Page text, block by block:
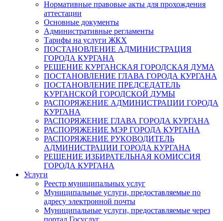
Нормативные правовые акты для прохождения
аттестации
Основные документы
Административные регламенты
Тарифы на услуги ЖКХ
ПОСТАНОВЛЕНИЕ АДМИНИСТРАЦИЯ
ГОРОДА КУРГАНА
РЕШЕНИЕ КУРГАНСКАЯ ГОРОДСКАЯ ДУМА
ПОСТАНОВЛЕНИЕ ГЛАВА ГОРОДА КУРГАНА
ПОСТАНОВЛЕНИЕ ПРЕДСЕДАТЕЛЬ
КУРГАНСКОЙ ГОРОДСКОЙ ДУМЫ
РАСПОРЯЖЕНИЕ АДМИНИСТРАЦИИ ГОРОДА
КУРГАНА
РАСПОРЯЖЕНИЕ ГЛАВА ГОРОДА КУРГАНА
РАСПОРЯЖЕНИЕ МЭР ГОРОДА КУРГАНА
РАСПОРЯЖЕНИЕ РУКОВОДИТЕЛЬ
АДМИНИСТРАЦИИ ГОРОДА КУРГАНА
РЕШЕНИЕ ИЗБИРАТЕЛЬНАЯ КОМИССИЯ
ГОРОДА КУРГАНА
Услуги
Реестр муниципальных услуг
Муниципальные услуги, предоставляемые по
адресу электронной почты
Муниципальные услуги, предоставляемые через
портал Госуслуг